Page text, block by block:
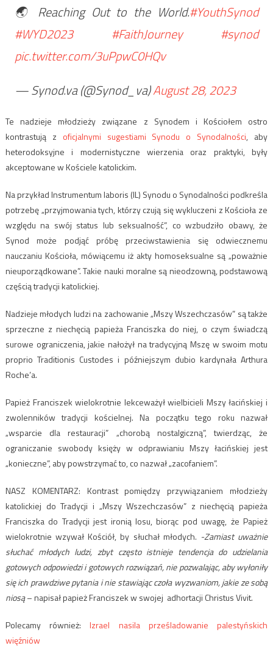
🌏 Reaching Out to the World.#YouthSynod
#WYD2023
#FaithJourney
#synod
pic.twitter.com/3uPpwC0HQv
— Synod.va (@Synod_va)August 28, 2023
Te nadzieje młodzieży związane z Synodem i Kościołem ostro
kontrastują z oficjalnymi sugestiami Synodu o Synodalności, aby
heterodoksyjne i modernistyczne wierzenia oraz praktyki, były
akceptowane w Kościele katolickim.
Na przykład Instrumentum laboris (IL) Synodu o Synodalności podkreśla
potrzebę „przyjmowania tych, którzy czują się wykluczeni z Kościoła ze
względu na swój status lub seksualność”, co wzbudziło obawy, że
Synod może podjąć próbę przeciwstawienia się odwiecznemu
nauczaniu Kościoła, mówiącemu iż akty homoseksualne są „poważnie
nieuporządkowane”. Takie nauki moralne są nieodzowną, podstawową
częścią tradycji katolickiej.
Nadzieje młodych ludzi na zachowanie „Mszy Wszechczasów” są także
sprzeczne z niechęcią papieża Franciszka do niej, o czym świadczą
surowe ograniczenia, jakie nałożył na tradycyjną Mszę w swoim motu
proprio Traditionis Custodes i późniejszym dubio kardynała Arthura
Roche’a.
Papież Franciszek wielokrotnie lekceważył wielbicieli Mszy łacińskiej i
zwolenników tradycji kościelnej. Na początku tego roku nazwał
„wsparcie dla restauracji” „chorobą nostalgiczną”, twierdząc, że
ograniczanie swobody księży w odprawianiu Mszy łacińskiej jest
„konieczne”, aby powstrzymać to, co nazwał „zacofaniem”.
NASZ KOMENTARZ: Kontrast pomiędzy przywiązaniem młodzieży
katolickiej do Tradycji i „Mszy Wszechczasów” z niechęcią papieża
Franciszka do Tradycji jest ironią losu, biorąc pod uwagę, że Papież
wielokrotnie wzywał Kościół, by słuchał młodych. -Zamiast uważnie
słuchać młodych ludzi, zbyt często istnieje tendencja do udzielania
gotowych odpowiedzi i gotowych rozwiązań, nie pozwalając, aby wyłoniły
się ich prawdziwe pytania i nie stawiając czoła wyzwaniom, jakie ze sobą
niosą– napisał papież Franciszek w swojej adhortacji Christus Vivit.
Polecamy również:Izrael nasila prześladowanie palestyńskich
więźniów